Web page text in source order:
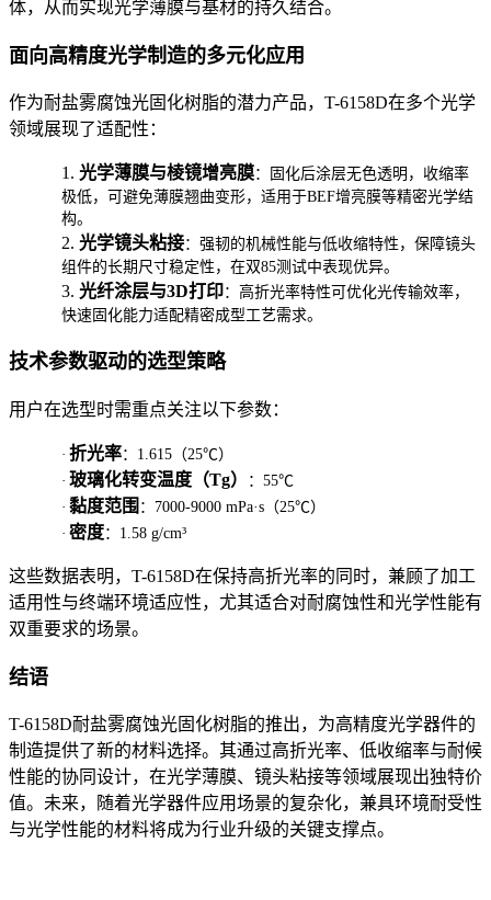
体，从而实现光学薄膜与基材的持久结合。
面向高精度光学制造的多元化应用
作为耐盐雾腐蚀光固化树脂的潜力产品，T-6158D在多个光学
领域展现了适配性：
1. 光学薄膜与棱镜增亮膜：固化后涂层无色透明，收缩率
极低，可避免薄膜翘曲变形，适用于BEF增亮膜等精密光学结
构。
2. 光学镜头粘接：强韧的机械性能与低收缩特性，保障镜头
组件的长期尺寸稳定性，在双85测试中表现优异。
3. 光纤涂层与3D打印：高折光率特性可优化光传输效率，
快速固化能力适配精密成型工艺需求。
技术参数驱动的选型策略
用户在选型时需重点关注以下参数：
· 折光率：1.615（25℃）
· 玻璃化转变温度（Tg）
：55℃
· 黏度范围 ：7000-9000 mPa·s（25℃）
· 密度：1.58 g/cm³
这些数据表明，T-6158D在保持高折光率的同时，兼顾了加工
适用性与终端环境适应性，尤其适合对耐腐蚀性和光学性能有
双重要求的场景。
结语
T-6158D耐盐雾腐蚀光固化树脂的推出，为高精度光学器件的
制造提供了新的材料选择。其通过高折光率、低收缩率与耐候
性能的协同设计，在光学薄膜、镜头粘接等领域展现出独特价
值。未来，随着光学器件应用场景的复杂化，兼具环境耐受性
与光学性能的材料将成为行业升级的关键支撑点。